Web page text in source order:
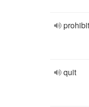
quit